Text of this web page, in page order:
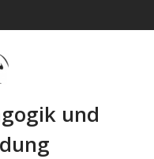
und